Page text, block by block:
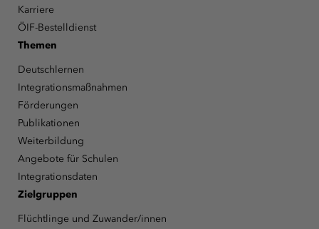
Karriere
ÖIF-Bestelldienst
Themen
Deutschlernen
Integrationsmaßnahmen
Förderungen
Publikationen
Weiterbildung
Angebote für Schulen
Integrationsdaten
Zielgruppen
Flüchtlinge und Zuwander/innen